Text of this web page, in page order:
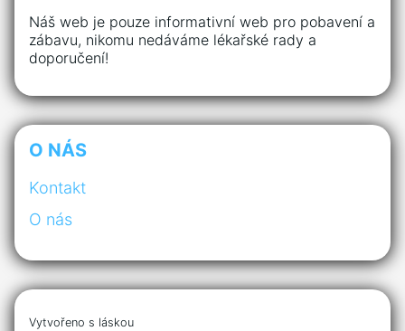
Náš web je pouze informativní web pro pobavení a
zábavu, nikomu nedáváme lékařské rady a
doporučení!
O NÁS
Kontakt
O nás
Vytvořeno s láskou